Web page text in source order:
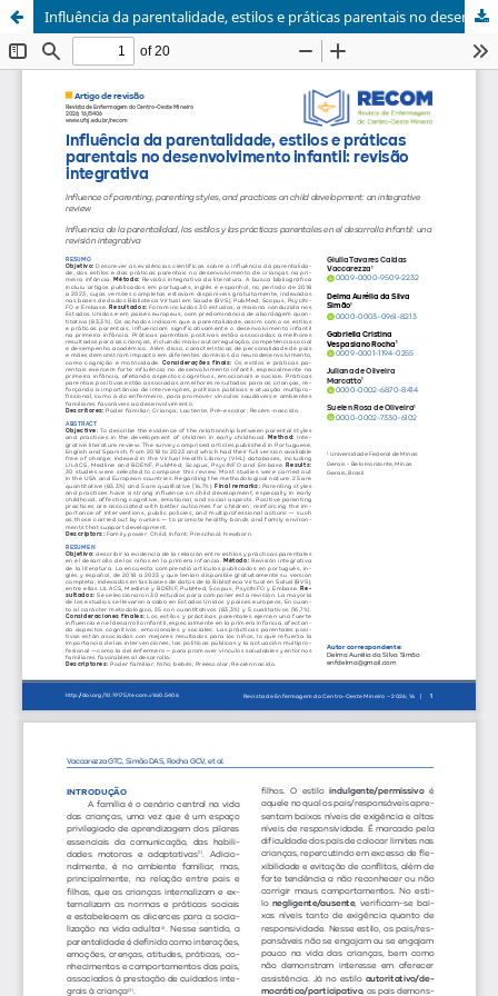
Influência da parentalidade, estilos e práticas parentais no desenvolvimento infantil: revisão integrativa